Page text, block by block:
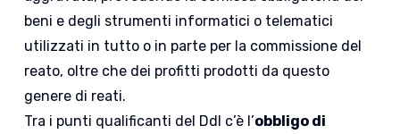
beni e degli strumenti informatici o telematici
utilizzati in tutto o in parte per la commissione del
reato, oltre che dei profitti prodotti da questo
genere di reati.
Tra i punti qualificanti del Ddl c’è l’obbligo di